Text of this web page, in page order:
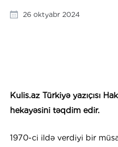
26 oktyabr 2024
Kulis.az Türkiyə yazıçısı
hekayəsini təqdim edir.
1970-ci ildə verdiyi bir